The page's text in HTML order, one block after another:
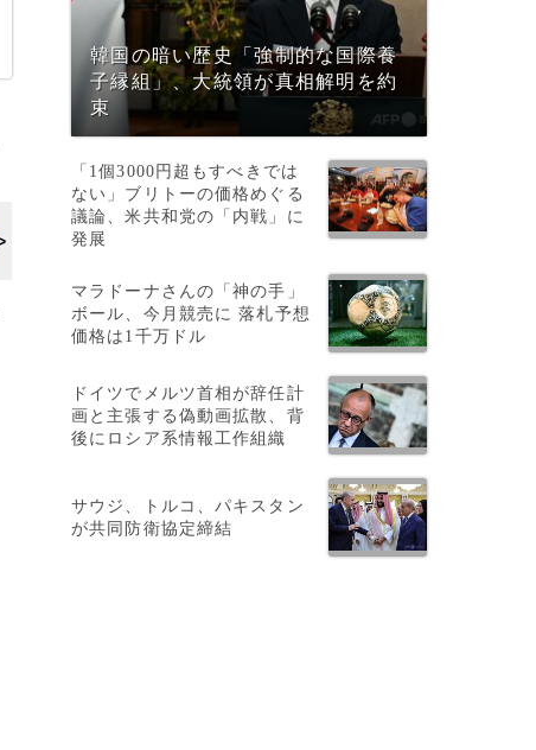
韓国の暗い歴史「強制的な国際養
子縁組」、大統領が真相解明を約
束
「1個3000円超もすべきでは
ない」ブリトーの価格めぐる
議論、米共和党の「内戦」に
発展
マラドーナさんの「神の手」
ボール、今月競売に 落札予想
価格は1千万ドル
ドイツでメルツ首相が辞任計
画と主張する偽動画拡散、背
後にロシア系情報工作組織
サウジ、トルコ、パキスタン
が共同防衛協定締結